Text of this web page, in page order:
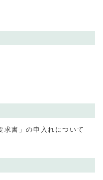
求書」の申入れについて